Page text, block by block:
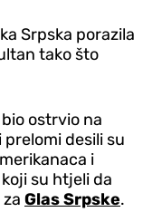
Srpska porazila
tako što
ostrvio na
desili su
i
su htjeli da
Glas Srpske.